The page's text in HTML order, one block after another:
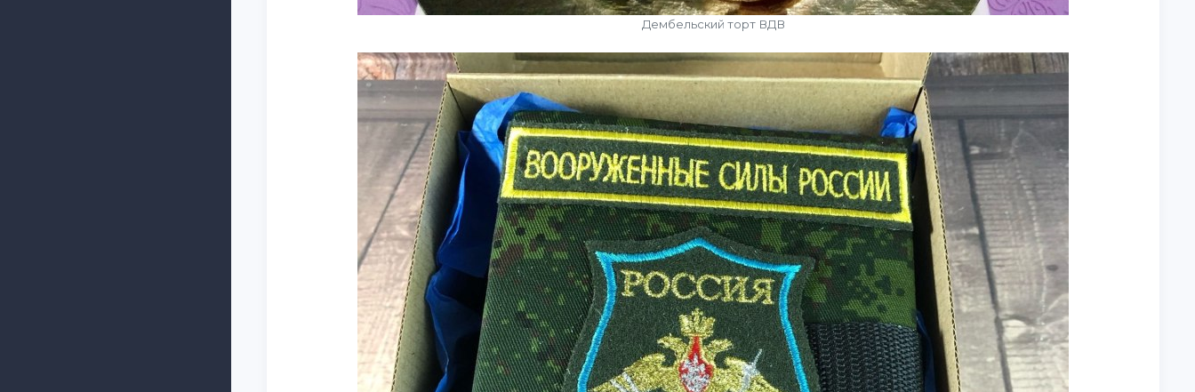
Дембельский торт ВДВ